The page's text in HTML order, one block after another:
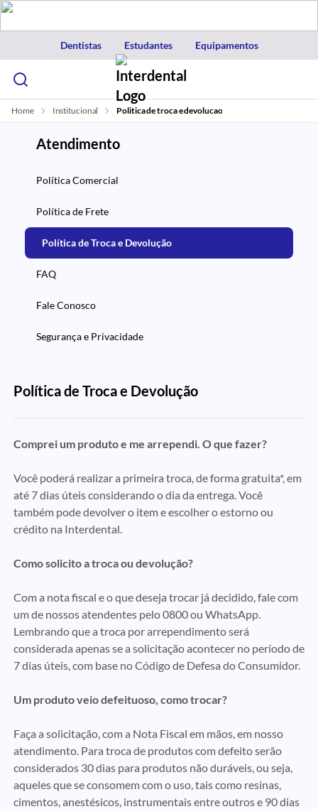
Dentistas Estudantes Equipamentos
Home Institucional Politica de troca e devolucao
Atendimento
Política Comercial
Política de Frete
Política de Troca e Devolução
FAQ
Fale Conosco
Segurança e Privacidade
Política de Troca e Devolução
Comprei um produto e me arrependi. O que fazer?
Você poderá realizar a primeira troca, de forma gratuita*, em
até 7 dias úteis considerando o dia da entrega. Você
também pode devolver o item e escolher o estorno ou
crédito na Interdental.
Como solicito a troca ou devolução?
Com a nota fiscal e o que deseja trocar já decidido, fale com
um de nossos atendentes pelo 0800 ou WhatsApp.
Lembrando que a troca por arrependimentoserá
considerada apenas se a solicitação acontecer no período de
7 dias úteis, com base no Código de Defesa do Consumidor.
Um produto veio defeituoso, como trocar?
Faça a solicitação, com a Nota Fiscal em mãos, em nosso
atendimento. Para troca de produtos com defeito serão
considerados30 dias para produtos não duráveis, ou seja,
aqueles que se consomem com o uso, tais como resinas,
cimentos, anestésicos, instrumentais entre outrose 90 dias